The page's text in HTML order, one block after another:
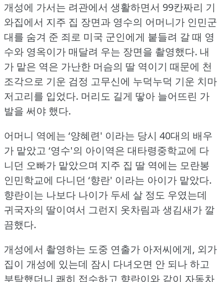
개성에 가서는 려관에서 생활하면서 99칸짜리 기
와집에서 지주 집 장면과 영수의 어머니가 인민군
대를 숨겨 준 죄로 미국 군인에게 붙들려 갈 때 영
수와 영옥이가 매달려 우는 장면을 촬영했다. 내
가 맡은 역은 가난한 머슴의 딸 역이기 때문에 천
조각으로 기운 검정 고무신에 누덕누덕 기운 치마
저고리를 입었다. 머리도 길게 땋아 늘어뜨린 가
발을 써야 했다.
어머니 역에는 ‘양혜련' 이라는 당시 40대의 배우
가 맡았고 ‘영수'의 아이역은 대타령중학교에 다
니던 오빠가 맡았으며 지주 집 딸 역에는 모란봉
인민학교에 다니던 ‘향란' 이라는 아이가 맡았다.
향란이는 나보다 나이가 두세 살 정도 우였는데
귀국자의 딸이여서 그런지 옷차림과 생김새가 깔
끔했다.
개성에서 촬영하는 도중 연출가 아저씨에게, 외가
집이 개성에 있는데 잠시 다녀오면 안 되나 하고
부탁했더니 쾌히 접수하고 향란이와 같이 자동차